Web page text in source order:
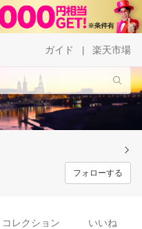
ガイド 楽天市場
フォローする
コレクション いいね